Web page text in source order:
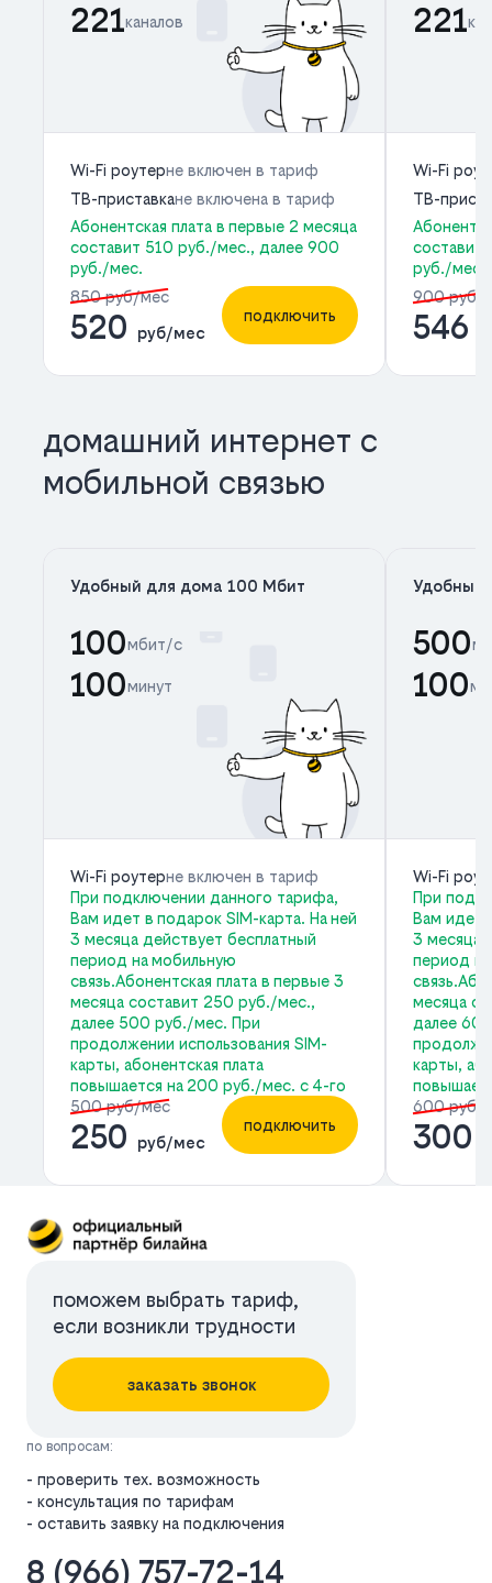
221каналов
Wi-Fi роутерне включен в тариф
ТВ-приставкане включена в тариф
Абонентская плата в первые 2 месяца
составит 510 руб./мес., далее 900
руб./мес.
850 руб/мес
520 руб/мес
подключить
221
Wi-Fi
ТВ-
составит
руб./мес.
900 руб/
546
домашний интернет с
мобильной связью
Удобный для дома 100 Мбит
100мбит/с
100минут
Wi-Fi роутерне включен в тариф
При подключении данного тарифа,
Вам идет в подарок SIM-карта. На ней
3 месяца действует бесплатный
период на мобильную
связь.Абонентская плата в первые 3
месяца составит 250 руб./мес.,
далее 500 руб./мес. При
продолжении использования SIM-
карты, абонентская плата
повышается на 200 руб./мес. с 4-го
500 руб/мес
250 руб/мес
подключить
Удобный
500
100
Wi-Fi
При
Вам идет
3 месяца
период
месяца
далее
карты,
600 руб/
300
поможем выбрать тариф,
если возникли трудности
заказать звонок
по вопросам:
- проверить тех. возможность
- консультация по тарифам
- оставить заявку на подключения
8 (966) 757-72-14